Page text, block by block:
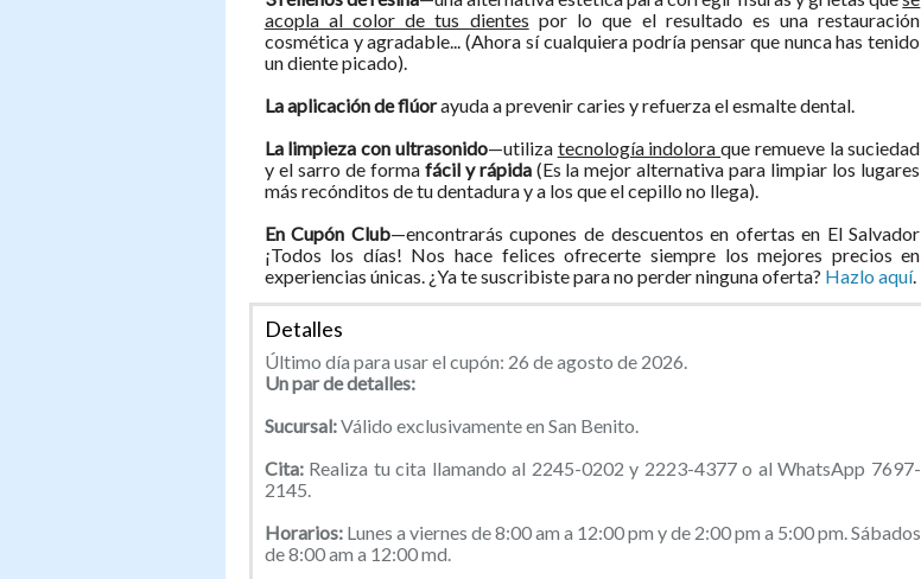
acopla al color de tus dientes por lo que el resultado es una restauración
cosmética y agradable... (Ahora sí cualquiera podría pensar que nunca has tenido
un diente picado).
La aplicación de flúorayuda a prevenir caries y refuerza el esmalte dental.
La limpieza con ultrasonido—utiliza tecnología indoloraque remueve la suciedad
y el sarro de forma fácil y rápida (Es la mejor alternativa para limpiar los lugares
más recónditos de tu dentadura y a los que el cepillo no llega).
En Cupón Club—encontrarás cupones de descuentos en ofertas en El Salvador
¡Todos los días! Nos hace felices ofrecerte siempre los mejores precios en
experiencias únicas. ¿Ya te suscribiste para no perder ninguna oferta? Hazlo aquí.
Detalles
Último día para usar el cupón: 26 de agosto de 2026.
Un par de detalles:
Sucursal:Válido exclusivamente en San Benito.
Cita:Realiza tu cita llamando al 2245-0202 y 2223-4377 o al WhatsApp 7697-
2145.
Horarios: Lunes a viernes de 8:00 am a 12:00 pm y de 2:00 pm a 5:00 pm. Sábados
de 8:00 am a 12:00 md.